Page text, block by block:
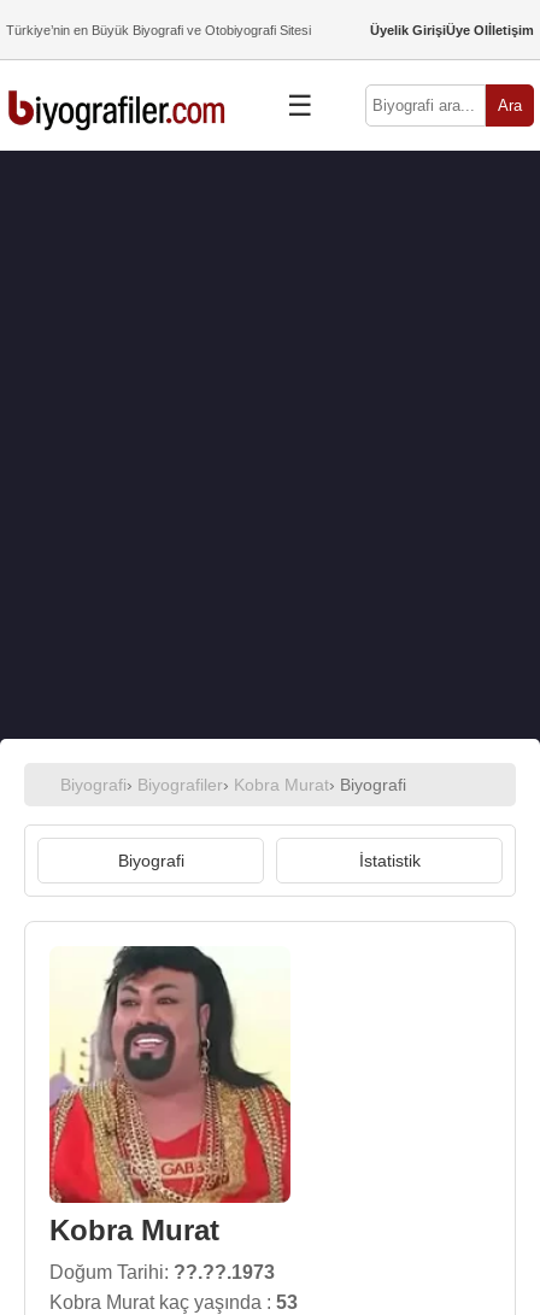
Türkiye’nin en Büyük Biyografi ve Otobiyografi Sitesi Üyelik GirişiÜye Olİletişim
☰ Ara
Biyografi› Biyografiler› Kobra Murat› Biyografi
Biyografi İstatistik
Kobra Murat
Doğum Tarihi: ??.??.1973
Kobra Murat kaç yaşında : 53